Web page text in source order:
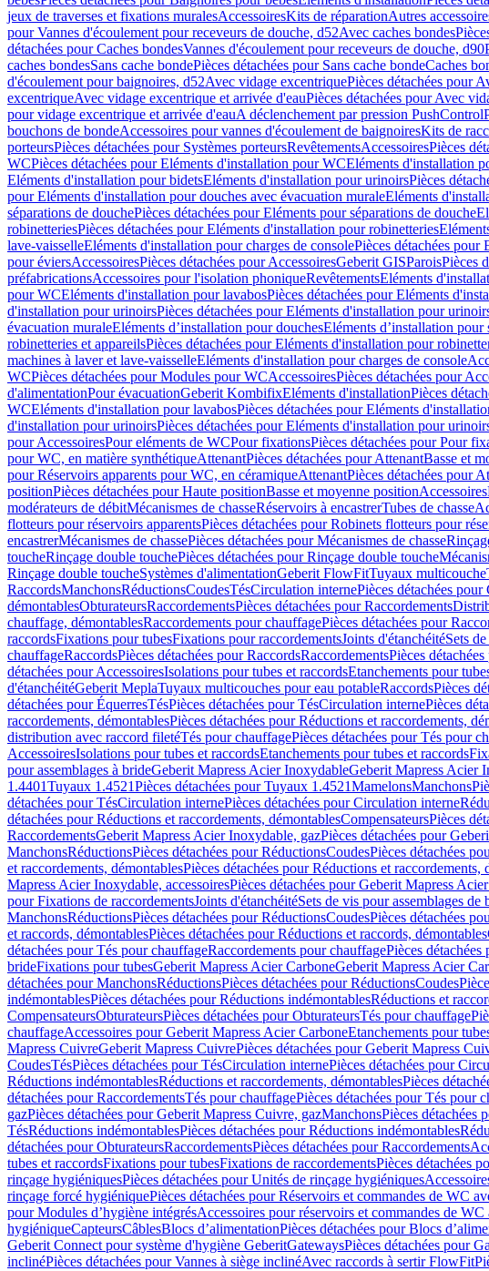
jeux de traverses et fixations muralesAccessoiresKits de réparationAutres
pour Vannes d'écoulement pour receveurs de douche, d52Avec caches bondes
détachées pour Caches bondesVannes d'écoulement pour receveurs de douche, d90
caches bondesSans cache bondePièces détachées pour Sans cache bondeCaches
d'écoulement pour baignoires, d52Avec vidage excentriquePièces détachées pour
excentriqueAvec vidage excentrique et arrivée d'eauPièces détachées pour Avec
pour vidage excentrique et arrivée d'eauA déclenchement par pression PushControl
bouchons de bondeAccessoires pour vannes d'écoulement de baignoiresKits de
porteursPièces détachées pour Systèmes porteursRevêtementsAccessoiresPièces
WCPièces détachées pour Eléments d'installation pour WCEléments d'installation
Eléments d'installation pour bidetsEléments d'installation pour urinoirsPièces
pour Eléments d'installation pour douches avec évacuation muraleEléments
séparations de douchePièces détachées pour Eléments pour séparations de douche
robinetteriesPièces détachées pour Eléments d'installation pour robinetteries
lave-vaisselleEléments d'installation pour charges de consolePièces détachées pour
pour éviersAccessoiresPièces détachées pour AccessoiresGeberit GISParoisPièces
préfabricationsAccessoires pour l'isolation phoniqueRevêtementsEléments
pour WCEléments d'installation pour lavabosPièces détachées pour Eléments
d'installation pour urinoirsPièces détachées pour Eléments d'installation pour
évacuation muraleEléments d’installation pour douchesEléments d’installation pour
robinetteries et appareilsPièces détachées pour Eléments d'installation pour
machines à laver et lave-vaisselleEléments d'installation pour charges de console
WCPièces détachées pour Modules pour WCAccessoiresPièces détachées pour
d'alimentationPour évacuationGeberit KombifixEléments d'installationPièces
WCEléments d'installation pour lavabosPièces détachées pour Eléments
d'installation pour urinoirsPièces détachées pour Eléments d'installation pour
pour AccessoiresPour eléments de WCPour fixationsPièces détachées pour Pour
pour WC, en matière synthétiqueAttenantPièces détachées pour AttenantBasse et
pour Réservoirs apparents pour WC, en céramiqueAttenantPièces détachées pour
positionPièces détachées pour Haute positionBasse et moyenne positionAccessoires
modérateurs de débitMécanismes de chasseRéservoirs à encastrerTubes de chasse
flotteurs pour réservoirs apparentsPièces détachées pour Robinets flotteurs pour
encastrerMécanismes de chassePièces détachées pour Mécanismes de chasse
toucheRinçage double touchePièces détachées pour Rinçage double touche
Rinçage double toucheSystèmes d'alimentationGeberit FlowFitTuyaux multicouche
RaccordsManchonsRéductionsCoudesTésCirculation internePièces détachées
démontablesObturateursRaccordementsPièces détachées pour Raccordements
chauffage, démontablesRaccordements pour chauffagePièces détachées pour
raccordsFixations pour tubesFixations pour raccordementsJoints d'étanchéitéSets
chauffageRaccordsPièces détachées pour RaccordsRaccordementsPièces
détachées pour AccessoiresIsolations pour tubes et raccordsEtanchements pour
d'étanchéitéGeberit MeplaTuyaux multicouches pour eau potableRaccordsPièces
détachées pour ÉquerresTésPièces détachées pour TésCirculation internePièces
raccordements, démontablesPièces détachées pour Réductions et raccordements,
distribution avec raccord filetéTés pour chauffagePièces détachées pour Tés pour
AccessoiresIsolations pour tubes et raccordsEtanchements pour tubes et raccords
pour assemblages à brideGeberit Mapress Acier InoxydableGeberit Mapress Acier
1.4401Tuyaux 1.4521Pièces détachées pour Tuyaux 1.4521MamelonsManchons
détachées pour TésCirculation internePièces détachées pour Circulation interne
détachées pour Réductions et raccordements, démontablesCompensateursPièces
RaccordementsGeberit Mapress Acier Inoxydable, gazPièces détachées pour
ManchonsRéductionsPièces détachées pour RéductionsCoudesPièces détachées
et raccordements, démontablesPièces détachées pour Réductions et raccordements,
Mapress Acier Inoxydable, accessoiresPièces détachées pour Geberit Mapress
pour Fixations de raccordementsJoints d'étanchéitéSets de vis pour assemblages de
ManchonsRéductionsPièces détachées pour RéductionsCoudesPièces détachées
et raccords, démontablesPièces détachées pour Réductions et raccords, démontables
détachées pour Tés pour chauffageRaccordements pour chauffagePièces
brideFixations pour tubesGeberit Mapress Acier CarboneGeberit Mapress Acier
détachées pour ManchonsRéductionsPièces détachées pour RéductionsCoudes
indémontablesPièces détachées pour Réductions indémontablesRéductions et
CompensateursObturateursPièces détachées pour ObturateursTés pour chauffage
chauffageAccessoires pour Geberit Mapress Acier CarboneEtanchements pour
Mapress CuivreGeberit Mapress CuivrePièces détachées pour Geberit Mapress
CoudesTésPièces détachées pour TésCirculation internePièces détachées pour
Réductions indémontablesRéductions et raccordements, démontablesPièces
détachées pour RaccordementsTés pour chauffagePièces détachées pour Tés pour
gazPièces détachées pour Geberit Mapress Cuivre, gazManchonsPièces détachées
TésRéductions indémontablesPièces détachées pour Réductions indémontables
détachées pour ObturateursRaccordementsPièces détachées pour Raccordements
tubes et raccordsFixations pour tubesFixations de raccordementsPièces détachées
rinçage hygiéniquesPièces détachées pour Unités de rinçage hygiéniques
rinçage forcé hygiéniquePièces détachées pour Réservoirs et commandes de WC
pour Modules d’hygiène intégrésAccessoires pour réservoirs et commandes de
hygiéniqueCapteursCâblesBlocs d’alimentationPièces détachées pour Blocs
Geberit Connect pour système d'hygiène GeberitGatewaysPièces détachées pour
inclinéPièces détachées pour Vannes à siège inclinéAvec raccords à sertir FlowFit